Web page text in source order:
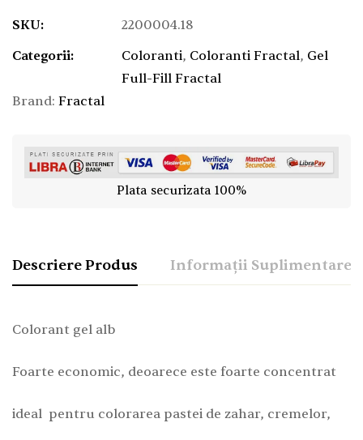
SKU:
2200004.18
Categorii:
Coloranti, Coloranti Fractal, Gel
Full-Fill Fractal
Brand: Fractal
Plata securizata 100%
Descriere Produs Informații Suplimentare
Colorant gel alb
Foarte economic, deoarece este foarte concentrat
ideal pentru colorarea pastei de zahar, cremelor,